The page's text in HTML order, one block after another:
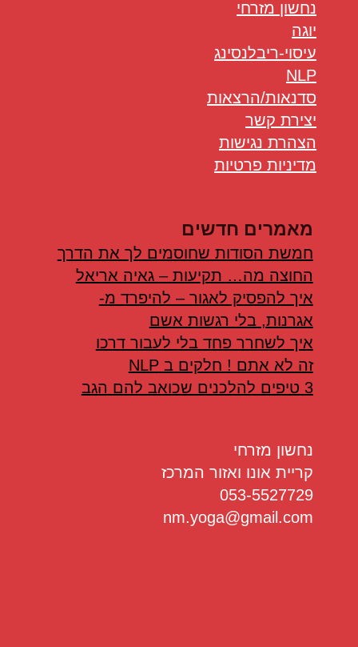
נחשון מזרחי
יוגה
עיסוי-ריבלנסינג
NLP
סדנאות/הרצאות
יצירת קשר
הצהרת נגישות
מדיניות פרטיות
מאמרים חדשים
חמשת הסודות שחוסמים לך את הדרך
החוצה מה… תקיעות – גאיה אריאל
איך להפסיק לאגור – להיפרד מ-
אגרנות, בלי רגשות אשם
איך לשחרר פחד בלי לעבור דרכו
זה לא אתם ! חלקים ב NLP
3 טיפים להלכנים שכואב להם הגב
נחשון מזרחי
קריית אונו ואזור המרכז
053-5527729
nm.yoga@gmail.com